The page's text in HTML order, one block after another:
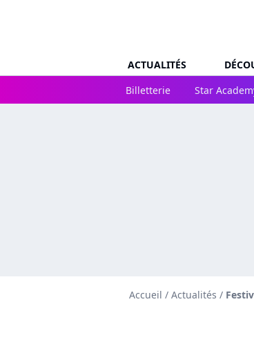
ACTUALITÉS
Billetterie
Star
Accueil / Actualités /